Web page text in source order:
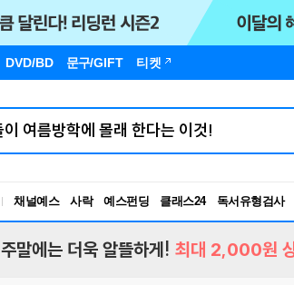
DVD/BD 문구/GIFT 티켓
채널예스 사락 예스펀딩 클래스24
RBTI Lab
독서유형검사
주말에는 더욱 알뜰하게! 최대 2,000원